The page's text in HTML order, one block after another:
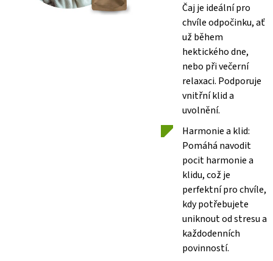
Čaj je ideální pro
chvíle odpočinku, ať
už během
hektického dne,
nebo při večerní
relaxaci. Podporuje
vnitřní klid a
uvolnění.
Harmonie a klid:
Pomáhá navodit
pocit harmonie a
klidu, což je
perfektní pro chvíle,
kdy potřebujete
uniknout od stresu a
každodenních
povinností.